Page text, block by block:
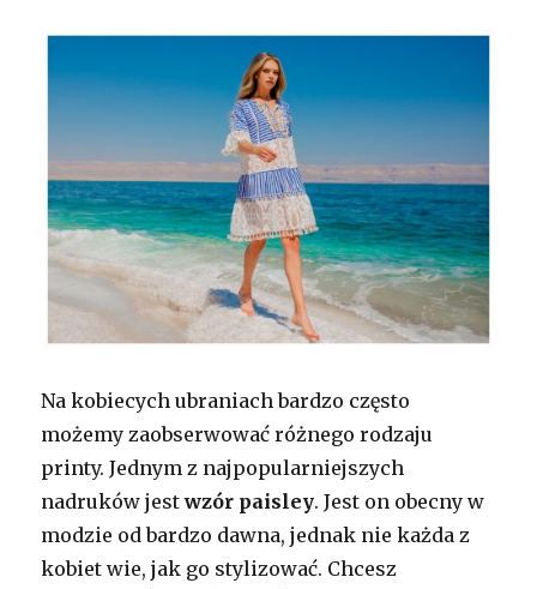
Na kobiecych ubraniach bardzo często
możemy zaobserwować różnego rodzaju
printy. Jednym z najpopularniejszych
nadruków jestwzór paisley. Jest on obecny w
modzie od bardzo dawna, jednak nie każda z
kobiet wie, jak go stylizować. Chcesz